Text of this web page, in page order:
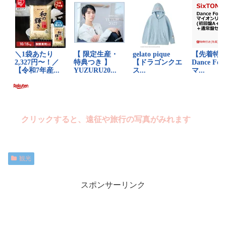
リックすると、遠征や旅行の写真がみれます
観光
スポンサーリンク